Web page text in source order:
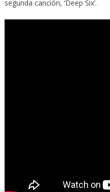
segunda canción, ‘Deep Six’.